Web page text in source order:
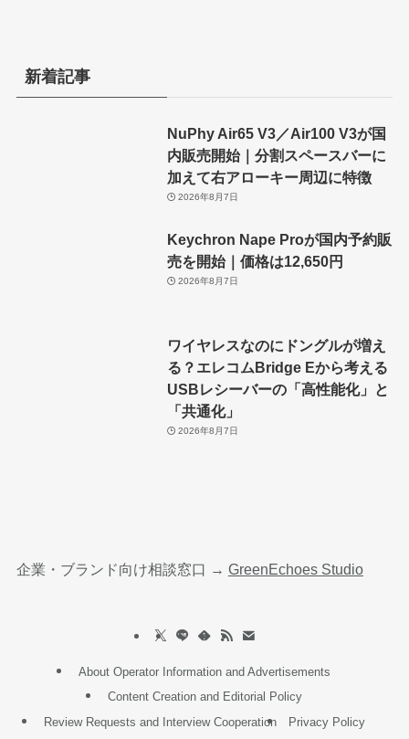
新着記事
NuPhy Air65 V3／Air100 V3が国
内販売開始｜分割スペースバーに
加えて右アローキー周辺に特徴
2026年8月7日
Keychron Nape Proが国内予約販
売を開始｜価格は12,650円
2026年8月7日
ワイヤレスなのにドングルが増え
る？エレコムBridge Eから考える
USBレシーバーの「高性能化」と
「共通化」
2026年8月7日
企業・ブランド向け相談窓口 → GreenEchoes Studio
About Operator Information and Advertisements
Content Creation and Editorial Policy
Review Requests and Interview Cooperation
Privacy Policy